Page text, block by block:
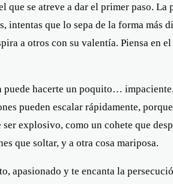
que se atreve a dar el primer paso.
intentas que lo sepa de la forma
a otros con su valentía. Piensa en
hacerte un poquito…
pueden escalar rápidamente,
explosivo, como un cohete que
que soltar, y a otra cosa mariposa.
apasionado y te encanta la